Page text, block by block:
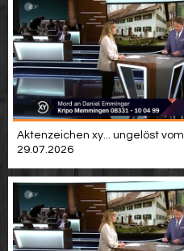
Aktenzeichen xy... ungelöst vom
29.07.2026